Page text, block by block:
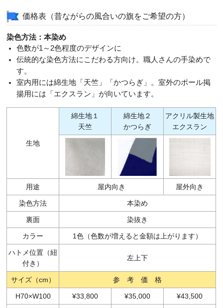
価格表（昔ながらの風合いの旗をご希望の方）
染色方法：本染め
色数が1～2色程度のデザインに
伝統的な染色方法にこだわる方向け。職人さんの手染めで
す。
室内用には綿生地「天竺」「かつらぎ」。室外のポール掲
揚用には「エクスラン」が向いています。
生地
綿生地１
天竺
綿生地２
かつらぎ
アクリル製生地
エクスラン
用途 屋内向き 屋外向き
染色方法 本染め
裏面 染抜き
カラー 1色（色数が増えると金額は上がります）
ハトメ位置（紐
付き）
左上下
サイズ（cm） 参 考 価 格
H70×W100 ¥33,800 ¥35,000 ¥43,500